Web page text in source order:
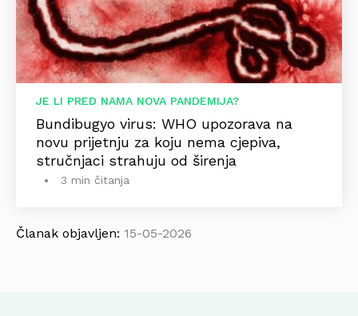
JE LI PRED NAMA NOVA PANDEMIJA?
Bundibugyo virus: WHO upozorava na
novu prijetnju za koju nema cjepiva,
stručnjaci strahuju od širenja
3 min čitanja
Članak objavljen: 15-05-2026